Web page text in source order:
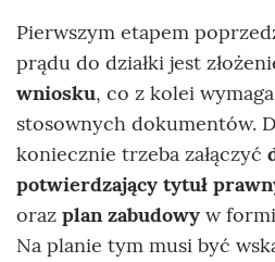
Pierwszym etapem
prądu do działki jest
wniosku, co z kolei
stosownych dokumentów.
koniecznie trzeba załączyć
potwierdzający tytuł
oraz plan zabudowy w
Na planie tym musi być